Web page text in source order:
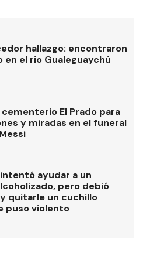
hallazgo: encontraron
en el río Gualeguaychú
cementerio El Prado para
y miradas en el funeral
intentó ayudar a un
pero debió
quitarle un cuchillo
puso violento